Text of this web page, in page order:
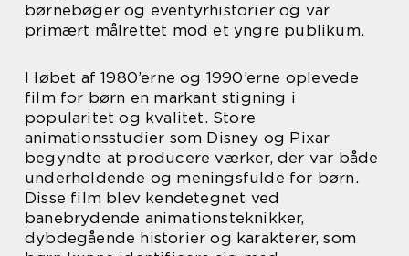
børnebøger og eventyrhistorier og var
primært målrettet mod et yngre publikum.
I løbet af 1980’erne og 1990’erne oplevede
film for børn en markant stigning i
popularitet og kvalitet. Store
animationsstudier som Disney og Pixar
begyndte at producere værker, der var både
underholdende og meningsfulde for børn.
Disse film blev kendetegnet ved
banebrydende animationsteknikker,
dybdegående historier og karakterer, som